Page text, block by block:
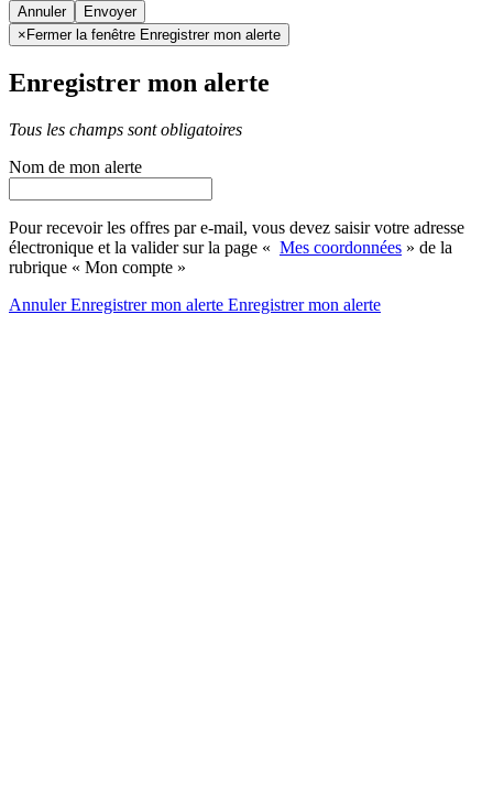
Annuler
× Fermer la fenêtre Enregistrer mon alerte
Enregistrer mon alerte
Tous les champs sont obligatoires
Nom de mon alerte
Pour recevoir les offres par e-mail, vous devez saisir votre adresse
électronique et la valider sur la page « Mes coordonnées » de la
rubrique « Mon compte »
AnnulerEnregistrer mon alerte Enregistrermon alerte